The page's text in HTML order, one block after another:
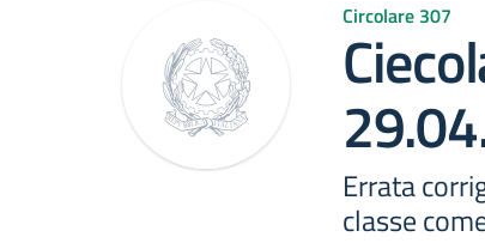
Circolare 307
Errata
classe